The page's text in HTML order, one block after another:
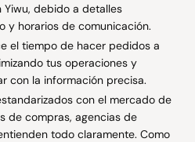
debido a detalles
y horarios de comunicación.
el tiempo de hacer pedidos a
tus operaciones y
con la información precisa.
con el mercado de
de compras, agencias de
todo claramente. Como